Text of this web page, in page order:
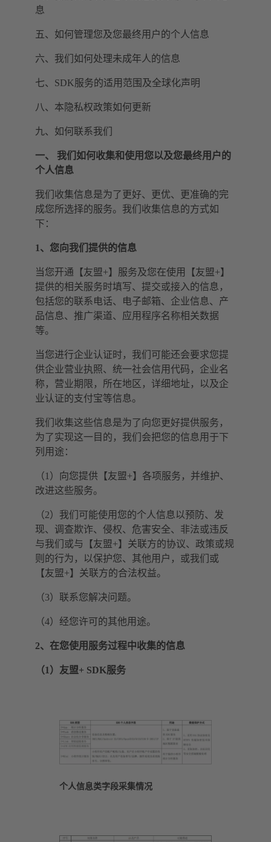
息
五、如何管理您及您最终用户的个人信息
六、我们如何处理未成年人的信息
七、SDK服务的适用范围及全球化声明
八、本隐私权政策如何更新
九、如何联系我们
一、 我们如何收集和使用您以及您最终用户的
个人信息
我们收集信息是为了更好、更优、更准确的完
成您所选择的服务。我们收集信息的方式如
下：
1、您向我们提供的信息
当您开通【友盟+】服务及您在使用【友盟+】
提供的相关服务时填写、提交或接入的信息，
包括您的联系电话、电子邮箱、企业信息、产
品信息、推广渠道、应用程序名称相关数据
等。
当您进行企业认证时，我们可能还会要求您提
供企业营业执照、统一社会信用代码，企业名
称，营业期限，所在地区，详细地址，以及企
业认证的支付宝等信息。
我们收集这些信息是为了向您更好提供服务，
为了实现这一目的，我们会把您的信息用于下
列用途：
（1）向您提供【友盟+】各项服务，并维护、
改进这些服务。
（2）我们可能使用您的个人信息以预防、发
现、调查欺诈、侵权、危害安全、非法或违反
与我们或与【友盟+】关联方的协议、政策或规
则的行为，以保护您、其他用户，或我们或
【友盟+】关联方的合法权益。
（3）联系您解决问题。
（4）经您许可的其他用途。
2、在您使用服务过程中收集的信息
（1）友盟+ SDK服务
个人信息类字段采集情况